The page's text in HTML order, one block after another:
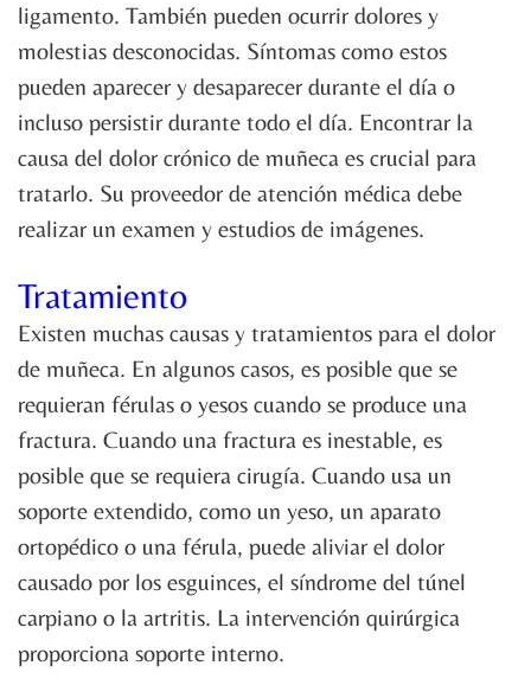
ligamento. También pueden ocurrir dolores y
molestias desconocidas. Síntomas como estos
pueden aparecer y desaparecer durante el día o
incluso persistir durante todo el día. Encontrar la
causa del dolor crónico de muñeca es crucial para
tratarlo. Su proveedor de atención médica debe
realizar un examen y estudios de imágenes.
Tratamiento
Existen muchas causas y tratamientos para el dolor
de muñeca. En algunos casos, es posible que se
requieran férulas o yesos cuando se produce una
fractura. Cuando una fractura es inestable, es
posible que se requiera cirugía. Cuando usa un
soporte extendido, como un yeso, un aparato
ortopédico o una férula, puede aliviar el dolor
causado por los esguinces, el síndrome del túnel
carpiano o la artritis. La intervención quirúrgica
proporciona soporte interno.